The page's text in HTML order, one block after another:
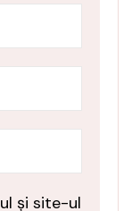
și site-ul